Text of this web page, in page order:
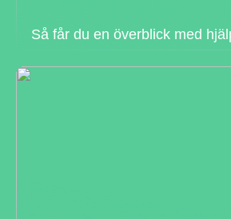
Så får du en överblick med